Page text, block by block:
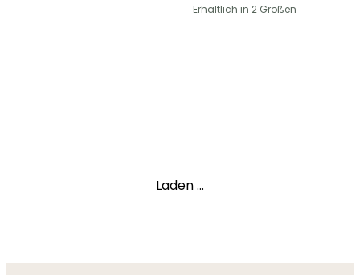
Erhältlich in 2 Größen
Laden ...